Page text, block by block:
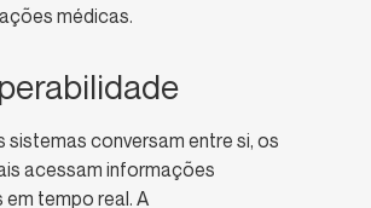
médicas.
sistemas conversam entre si, os
acessam informações
tempo real. A